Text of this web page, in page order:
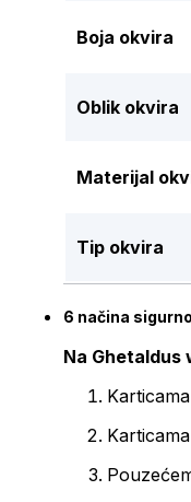
Boja okvira
Oblik okvira
Materijal
Tip okvira
6 načina
Na Ghetaldus